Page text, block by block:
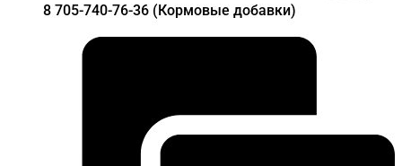
8 705-740-76-36 (Кормовые добавки)